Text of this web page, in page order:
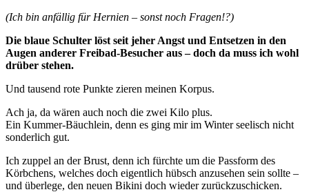
(Ich bin anfällig für Hernien – sonst noch Fragen!?)
Die blaue Schulter löst seit jeher Angst und Entsetzen in den
Augen anderer Freibad-Besucher aus – doch da muss ich wohl
drüber stehen.
Und tausend rote Punkte zieren meinen Korpus.
Ach ja, da wären auch noch die zwei Kilo plus.
Ein Kummer-Bäuchlein, denn es ging mir im Winter seelisch nicht
sonderlich gut.
Ich zuppel an der Brust, denn ich fürchte um die Passform des
Körbchens, welches doch eigentlich hübsch anzusehen sein sollte –
und überlege, den neuen Bikini doch wieder zurückzuschicken.